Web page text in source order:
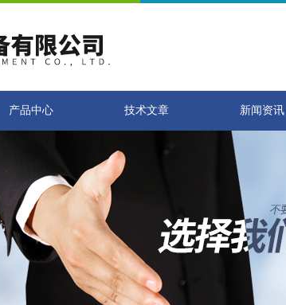
产品中心 技术文章 新闻资讯